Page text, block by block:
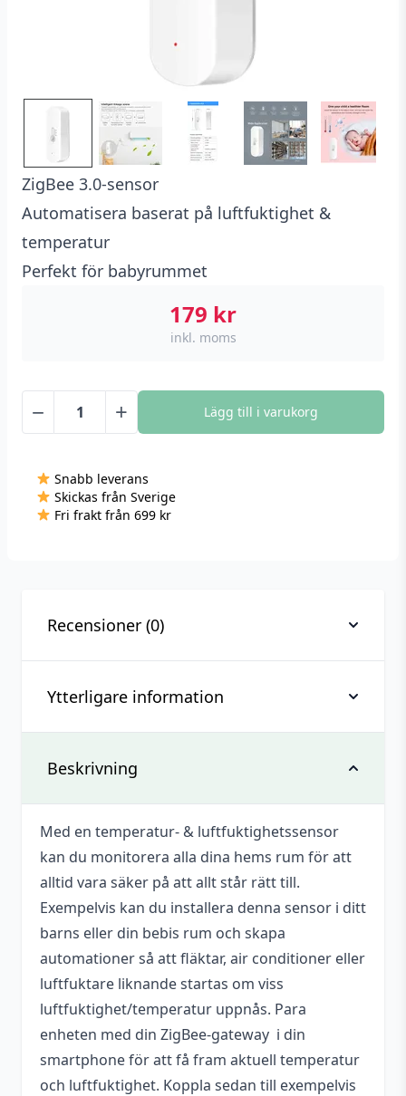
ZigBee 3.0-sensor
Automatisera baserat på luftfuktighet &
temperatur
Perfekt för babyrummet
179 kr
inkl. moms
−
Temperatur
med
ZigBee,
+ Lägg till i varukorg
Snabb leverans
Skickas från Sverige
Fri frakt från 699 kr
Beskrivning
Med en temperatur- & luftfuktighetssensor
kan du monitorera alla dina hems rum för att
alltid vara säker på att allt står rätt till.
Exempelvis kan du installera denna sensor i ditt
barns eller din bebis rum och skapa
automationer så att fläktar, air conditioner eller
luftfuktare liknande startas om viss
luftfuktighet/temperatur uppnås. Para
enheten med din ZigBee-gateway i din
smartphone för att få fram aktuell temperatur
och luftfuktighet. Koppla sedan till exempelvis
Ytterligare information
Vikt
Dimensioner
85 × 55 × 25 mm
Temperaturområde -10 – 50 °C
Varumärke
RSH
Protokoll
ZigBee
Mått
69x24x19 mm
Antal batterier
2 st
Batterityp
Batterier medföljer Nej
Recensioner (0)
Recensioner
Det finns inga recensioner än.
Bli först med att recensera
”Temperatur och luftfuktighetssensor
med ZigBee, RSH”
Du måste varainloggadför att skriva en
recension.